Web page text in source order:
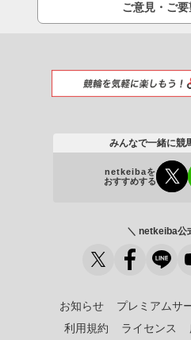
ご意見・ご
みんなで一緒に競
netkeibaを
おすすめする
＼ netkeiba公
お知らせ プレミアムサ
利用規約
ライセンス